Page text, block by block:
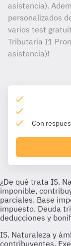
asistencia).
personalizados
varios test
Tributaria I1
asistencia)!
Con